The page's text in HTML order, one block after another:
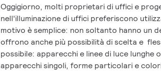
Oggigiorno, molti proprietari di uffici e
nell'illuminazione di uffici preferiscono
motivo è semplice: non soltanto hanno un
offrono anche più possibilità di scelta e
possibile: apparecchi e linee di luce lunghe
apparecchi singoli, forme particolari e